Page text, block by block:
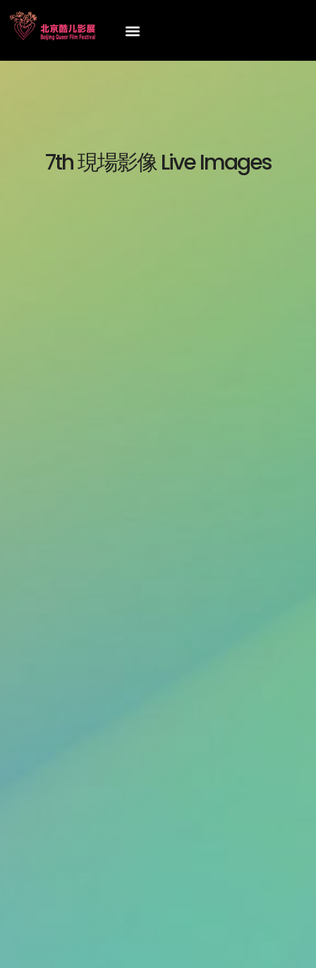
7th 現場影像 Live Images